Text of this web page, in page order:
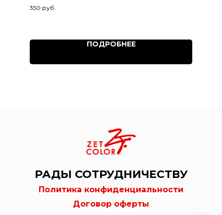
350 руб.
ПОДРОБНЕЕ
РАДЫ СОТРУДНИЧЕСТВУ
Политика конфиденциальности
Договор оферты